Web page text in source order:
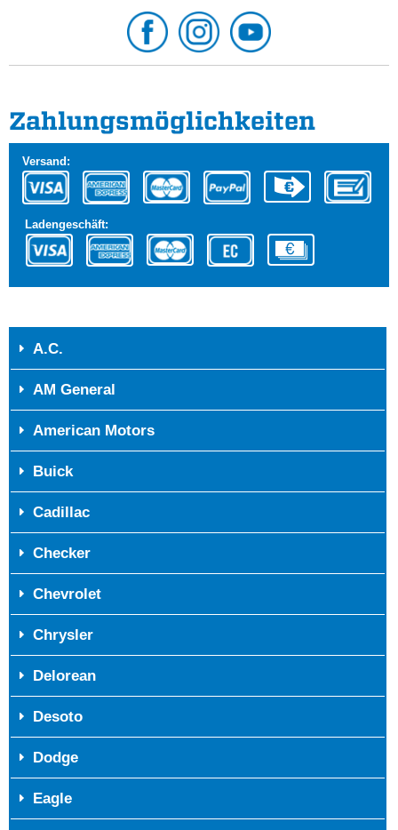
Zahlungs­möglichkeiten
Versand:
Ladengeschäft:
A.C.
AM General
American Motors
Buick
Cadillac
Checker
Chevrolet
Chrysler
Delorean
Desoto
Dodge
Eagle